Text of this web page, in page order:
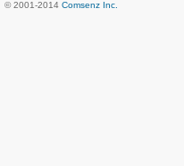
© 2001-2014 Comsenz Inc.